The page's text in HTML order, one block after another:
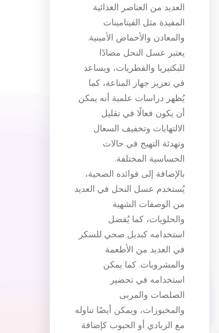
العديد من العناصر الغذائية
المفيدة مثل الفيتامينات
والمعادن والأحماض الأمينية.
يعتبر عسل النحل مضادًا
للبكتيريا والفطريات، ويساعد
في تعزيز جهاز المناعة، كما
يُظهر دراسات علمية أنه يمكن
أن يكون فعالًا في تقليل
الالتهابات وتخفيف السعال
وتهدئة التهيج في حالات
الحساسية المختلفة.
بالإضافة إلى فوائده الصحية،
يُستخدم عسل النحل في العديد
من الوصفات الشهية
والحلويات، كما يُفضل
استخدامه كبديل صحي للسكر
في العديد من الأطعمة
والمشروبات. كما يمكن
استخدامه في تحضير
الصلصات والمربى
والمخبوزات، ويمكن أيضًا تناوله
مع الزبادي أو الحبوب كإضافة